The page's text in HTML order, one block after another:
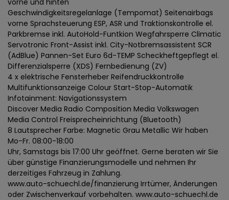
vorne und hinten
Geschwindigkeitsregelanlage (Tempomat) Seitenairbags
vorne Sprachsteuerung ESP, ASR und Traktionskontrolle el.
Parkbremse inkl. AutoHold-Funtkion Wegfahrsperre Climatic
Servotronic Front-Assist inkl. City-Notbremsassistent SCR
(AdBlue) Pannen-Set Euro 6d-TEMP Scheckheftgepflegt el.
Differenzialsperre (XDS) Fernbedienung (ZV)
4 x elektrische Fensterheber Reifendruckkontrolle
Multifunktionsanzeige Colour Start-Stop-Automatik
Infotainment: Navigationssystem
Discover Media Radio Composition Media Volkswagen
Media Control Freisprecheinrichtung (Bluetooth)
8 Lautsprecher Farbe: Magnetic Grau Metallic Wir haben
Mo-Fr. 08:00-18:00
Uhr, Samstags bis 17:00 Uhr geöffnet. Gerne beraten wir Sie
über günstige Finanzierungsmodelle und nehmen Ihr
derzeitiges Fahrzeug in Zahlung.
www.auto-schuechl.de/finanzierung Irrtümer, Änderungen
oder Zwischenverkauf vorbehalten. www.auto-schuechl.de